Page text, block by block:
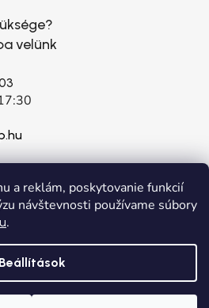
a reklám, poskytovanie funkcií
návštevnosti používame súbory
.
Beállítások
velünk